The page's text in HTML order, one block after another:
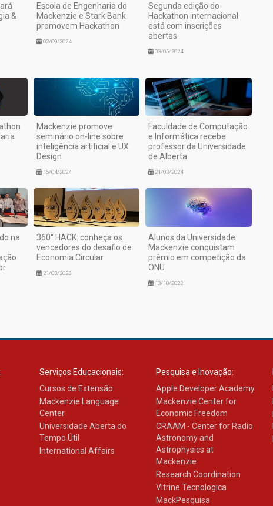
&
Escola de Engenharia do
Mackenzie e Stark Bank
promovem Hackathon
02/09/2024
Segunda edição do
Hackathon internacional
está com inscrições
abertas
03/05/2024
Mackenzie promove
seminário on-line sobre
inteligência artificial e UX
Design
16/04/2024
Faculdade de Computação
e Informática recebe
professor da Universidade
de Alberta
21/03/2024
na
360° HACK: conheça os
vencedores do desafio de
Economia Circular
21/03/2023
Alunos da Universidade
Mackenzie conquistam
prêmio em competição da
ONU
13/10/2022
Serviços Educacionais:
Cursos de Extensão
Mackenzie Language
Center
Universidade Aberta do
Tempo Útil
International Affairs
Pesquisa e Inovação:
Apple Developer Academy
Mackenzie Center for
Economic Freedom
CRAAM - Center for Radio
Astronomy and
Astrophysics at
Mackenzie
Research Coordination
Vitrine Tecnologica
MackPesquisa